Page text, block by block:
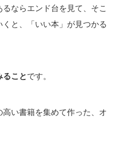
ならエンド台を見て、そこ
と、「いい本」が見つかる
ることです。
い書籍を集めて作った、オ